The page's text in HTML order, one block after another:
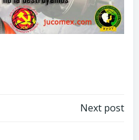
Navegación
Next post